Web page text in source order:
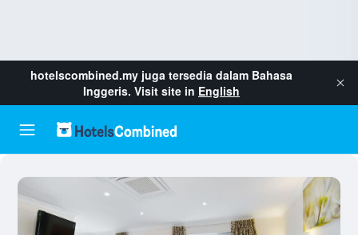
hotelscombined.my juga tersedia dalam Bahasa
Inggeris. Visit site in English